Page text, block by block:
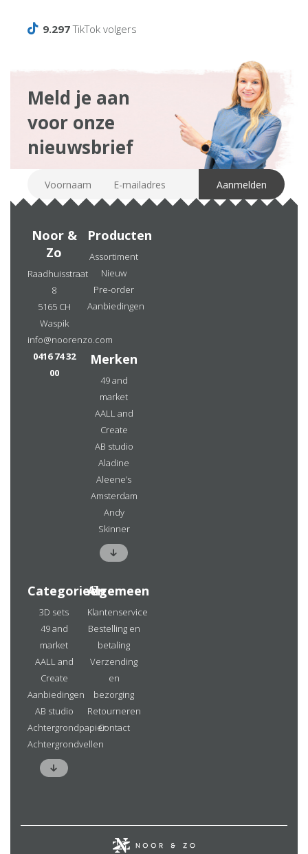
9.297TikTok volgers
Meld je aan
voor onze
nieuwsbrief
Noor &
Zo
Raadhuisstraat
8
5165 CH
Waspik
info@noorenzo.com
0416 74 32
00
Producten
Assortiment
Nieuw
Pre-order
Aanbiedingen
Merken
49 and
market
AALL and
Create
AB studio
Aladine
Aleene’s
Amsterdam
Andy
Skinner
Categorieën
3D sets
49 and
market
AALL and
Create
Aanbiedingen
AB studio
Achtergrondpapier
Achtergrondvellen
Algemeen
Klantenservice
Bestelling en
betaling
Verzending
en
bezorging
Retourneren
Contact